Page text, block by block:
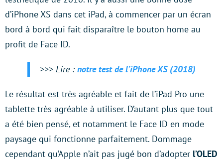
d’iPhone XS dans cet iPad, à commencer par un écran
bord à bord qui fait disparaître le bouton home au
profit de Face ID.
>>> Lire : notre test de l’iPhone XS (2018)
Le résultat est très agréable et fait de l’iPad Pro une
tablette très agréable à utiliser. D’autant plus que tout
a été bien pensé, et notamment le Face ID en mode
paysage qui fonctionne parfaitement. Dommage
cependant qu’Apple n’ait pas jugé bon d’adopter l’OLED